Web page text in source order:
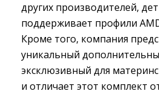
других производителей,
поддерживает профили
Кроме того, компания
уникальный
эксклюзивный для
и отличает этот комплект